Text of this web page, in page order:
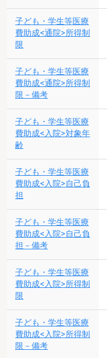
子ども・学生等医療
費助成<通院>所得制
限
子ども・学生等医療
費助成<通院>所得制
限－備考
子ども・学生等医療
費助成<入院>対象年
齢
子ども・学生等医療
費助成<入院>自己負
担
子ども・学生等医療
費助成<入院>自己負
担－備考
子ども・学生等医療
費助成<入院>所得制
限
子ども・学生等医療
費助成<入院>所得制
限－備考